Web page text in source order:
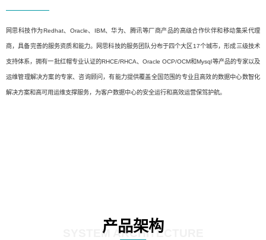
网思科技作为Redhat、Oracle、IBM、华为、腾讯等厂商产品的高级合作伙伴和移动集采代理
商，具备完善的服务资质和能力。网思科技的服务团队分布于四个大区17个城市，形成三级技术
支持体系，拥有一批红帽专业认证的RHCE/RHCA、Oracle OCP/OCM和Mysql等产品的专家以及
运维管理解决方案的专家、咨询顾问，有能力提供覆盖全国范围的专业且高效的数据中心数智化
解决方案和高可用运维支撑服务，为客户数据中心的安全运行和高效运营保驾护航。
产品架构
SYSTEM ARCHITECTURE